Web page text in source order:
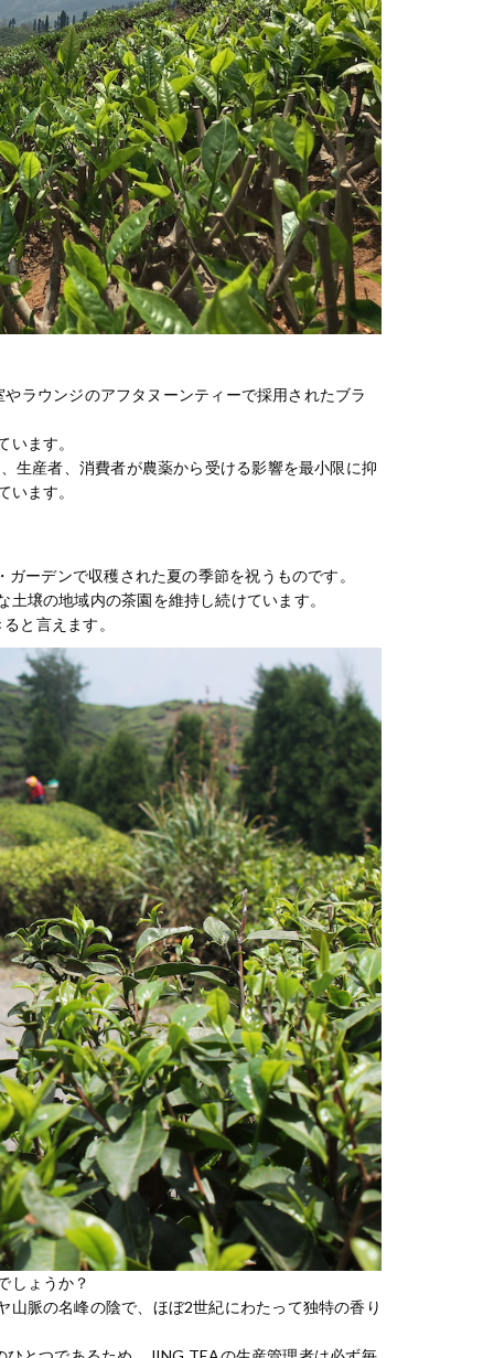
ラウンジのアフタヌーンティーで採用されたブラ
ます。
生産者、消費者が農薬から受ける影響を最小限に抑
ます。
ーデンで収穫された夏の季節を祝うものです。
壌の地域内の茶園を維持し続けています。
と言えます。
しょうか？
脈の名峰の陰で、ほぼ2世紀にわたって独特の香り